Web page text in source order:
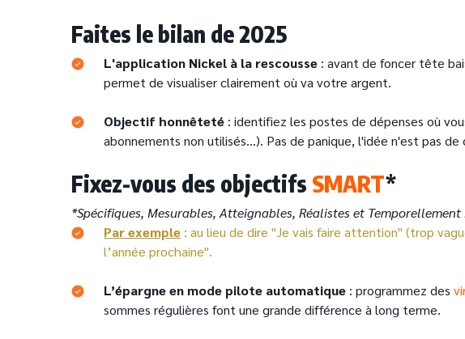
Faites le bilan de 2025
L'application Nickel à la rescousse : avant de foncer tête
permet de visualiser clairement où va votre argent.
Objectif honnêteté : identifiez les postes de dépenses où
abonnements non utilisés...). Pas de panique, l'idée n'est pas
Fixez-vous des objectifs SMART*
*Spécifiques, Mesurables, Atteignables, Réalistes et Temporellement
Par exemple : au lieu de dire "Je vais faire attention" (trop
l’année prochaine".
L’épargne en mode pilote automatique : programmez des
sommes régulières font une grande différence à long terme.